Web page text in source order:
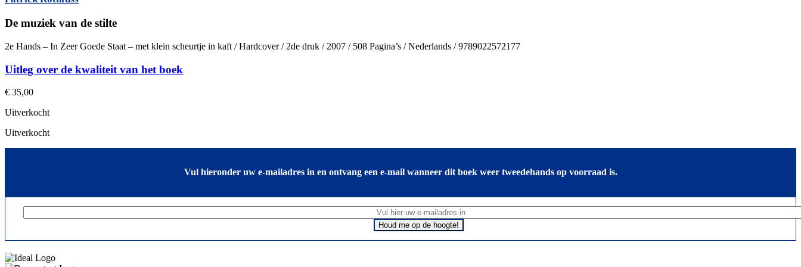
De muziek van de stilte
2e Hands – In Zeer Goede Staat – met klein scheurtje in kaft / Hardcover / 2de druk / 2007 / 508 Pagina’s / Nederlands / 9789022572177
Uitleg over de kwaliteit van het boek
€ 35,00
Uitverkocht
Uitverkocht
Vul hieronder uw e-mailadres in en ontvang een e-mail wanneer dit boek weer tweedehands op voorraad is.
Houd me op de hoogte!